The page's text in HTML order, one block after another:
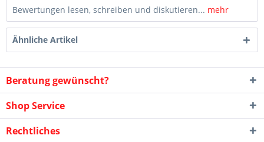
Bewertungen lesen, schreiben und diskutieren... mehr
Ähnliche Artikel
Beratung gewünscht?
Shop Service
Rechtliches